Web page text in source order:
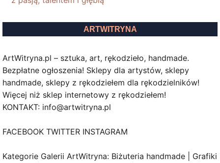
ARTWITRYNA
ArtWitryna.pl – sztuka, art, rękodzieło, handmade.
Bezpłatne ogłoszenia! Sklepy dla artystów, sklepy
handmade, sklepy z rękodziełem dla rękodzielników!
Więcej niż sklep internetowy z rękodziełem!
KONTAKT: info@artwitryna.pl
FACEBOOK TWITTER INSTAGRAM
Kategorie Galerii ArtWitryna: Biżuteria handmade | Grafiki